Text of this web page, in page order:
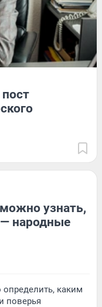
узнать,
— народные
каким
поверья